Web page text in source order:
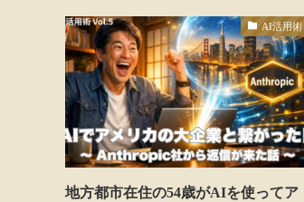
AI活用術
地方都市在住の54歳がAIを使ってア